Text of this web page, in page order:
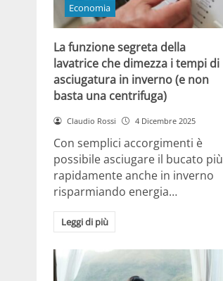
Economia
La funzione segreta della
lavatrice che dimezza i tempi di
asciugatura in inverno (e non
basta una centrifuga)
Claudio Rossi 4 Dicembre 2025
Con semplici accorgimenti è
possibile asciugare il bucato più
rapidamente anche in inverno
risparmiando energia…
Leggi di più